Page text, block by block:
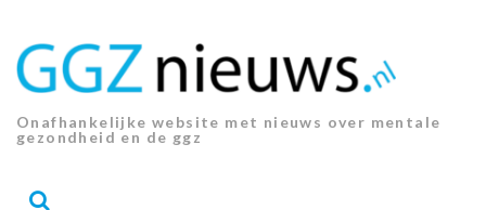
inhoud.
Onafhankelijke website met nieuws over mentale
gezondheid en de ggz